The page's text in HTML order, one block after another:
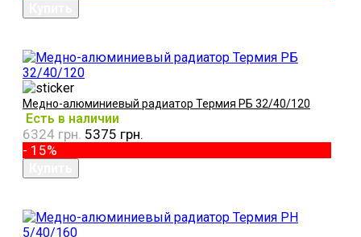
Медно-алюминиевый радиатор Термия РБ 32/40/120
Есть в наличии
6324 грн. 5375 грн.
- 15%